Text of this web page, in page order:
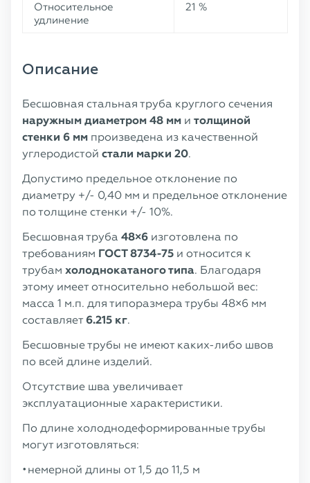
Относительное
удлинение
21 %
Описание
Бесшовная стальная труба круглого сечения
наружным диаметром 48 мм и толщиной
стенки 6 мм произведена из качественной
углеродистой стали марки 20.
Допустимо предельное отклонение по
диаметру +/- 0,40 мм и предельное отклонение
по толщине стенки +/- 10%.
Бесшовная труба 48×6 изготовлена по
требованиям ГОСТ 8734-75 и относится к
трубам холоднокатаного типа. Благодаря
этому имеет относительно небольшой вес:
масса 1 м.п. для типоразмера трубы 48×6 мм
составляет 6.215 кг.
Бесшовные трубы не имеют каких-либо швов
по всей длине изделий.
Отсутствие шва увеличивает
эксплуатационные характеристики.
По длине холоднодеформированные трубы
могут изготовляться:
немерной длины от 1,5 до 11,5 м